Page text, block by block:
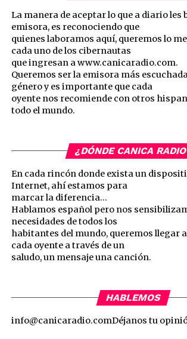
La manera de aceptar lo que a diario les
emisora, es reconociendo que
quienes laboramos aquí, queremos lo
cada uno de los cibernautas
que ingresan a www.canicaradio.com.
Queremos ser la emisora más
género y es importante que cada
oyente nos recomiende con otros
todo el mundo.
¿DÓNDE CANICA
En cada rincón donde exista un
Internet, ahí estamos para
marcar la diferencia…
Hablamos español pero nos
necesidades de todos los
habitantes del mundo, queremos llegar
cada oyente a través de un
saludo, un mensaje una canción.
HABLEMOS
info@canicaradio.comDéjanos tu